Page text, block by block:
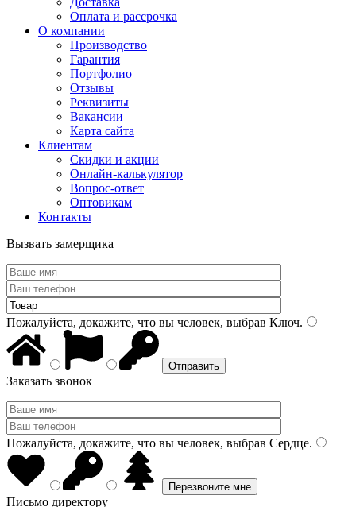
Оплата и рассрочка
О компании
Производство
Гарантия
Портфолио
Отзывы
Реквизиты
Вакансии
Карта сайта
Клиентам
Скидки и акции
Онлайн-калькулятор
Вопрос-ответ
Оптовикам
Контакты
Вызвать замерщика
Пожалуйста, докажите, что вы человек, выбрав Ключ.
Заказать звонок
Пожалуйста, докажите, что вы человек, выбрав Сердце.
Письмо директору